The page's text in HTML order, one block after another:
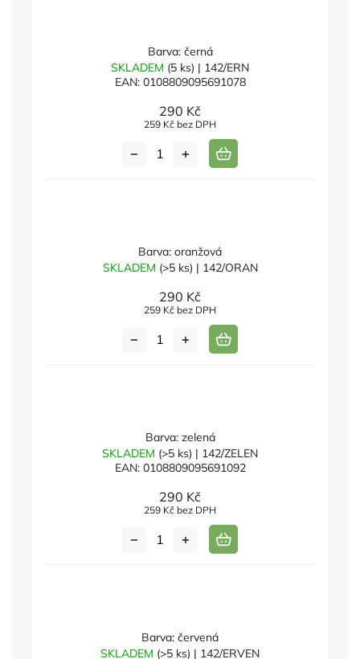
Barva: černá
SKLADEM (5 ks) | 142/ERN
EAN: 0108809095691078
290 Kč
259 Kč bez DPH
Barva: oranžová
SKLADEM (>5 ks) | 142/ORAN
290 Kč
259 Kč bez DPH
Barva: zelená
SKLADEM (>5 ks) | 142/ZELEN
EAN: 0108809095691092
290 Kč
259 Kč bez DPH
Barva: červená
SKLADEM (>5 ks) | 142/ERVEN